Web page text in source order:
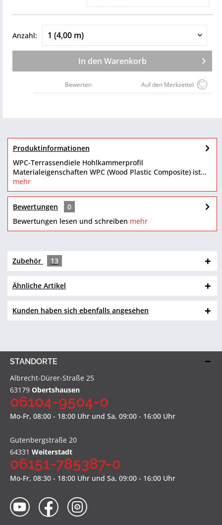
Anzahl:
In den Warenkorb
Auf den Merkzettel
Bewerten
Produktinformationen
WPC-Terrassendiele Hohlkammerprofil
Materialeigenschaften WPC (Wood Plastic Composite) ist...
mehr
Bewertungen
0
Bewertungen lesen und schreiben mehr
Zubehör 13
Ähnliche Artikel
Kunden haben sich ebenfalls angesehen
STANDORTE
Albrecht-Dürer-Straße 25
63179 Obertshausen
06104-9504-0
Mo-Fr, 08:00 - 18:00 Uhr und Sa, 09:00 - 16:00 Uhr
Gutenbergstraße 20
64331 Weiterstadt
06151-785387-0
Mo-Fr, 08:30 - 18:00 Uhr und Sa, 09:00 - 16:00 Uhr